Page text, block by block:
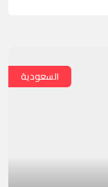
السعودية